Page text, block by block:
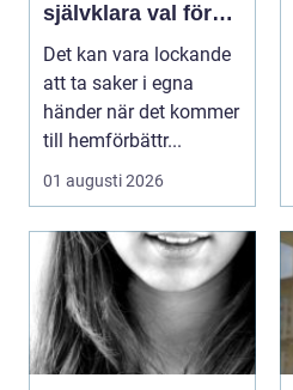
självklara val för
säker elinstallation
Det kan vara lockande
att ta saker i egna
händer när det kommer
till hemförbättr...
01 augusti 2026